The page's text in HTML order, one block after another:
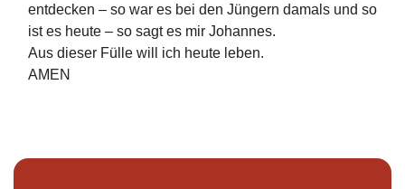
entdecken – so war es bei den Jüngern damals und so
ist es heute – so sagt es mir Johannes.
Aus dieser Fülle will ich heute leben.
AMEN